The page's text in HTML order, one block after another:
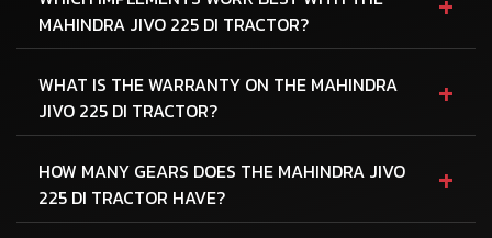
MAHINDRA JIVO 225 DI TRACTOR?
WHAT IS THE WARRANTY ON THE MAHINDRA
JIVO 225 DI TRACTOR?
+
HOW MANY GEARS DOES THE MAHINDRA JIVO
225 DI TRACTOR HAVE?
+